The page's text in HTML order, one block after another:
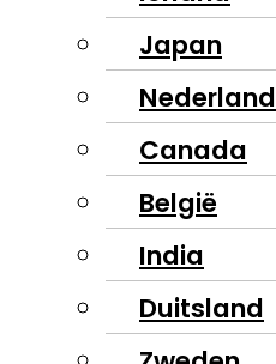
Japan
Nederland
Canada
België
India
Duitsland